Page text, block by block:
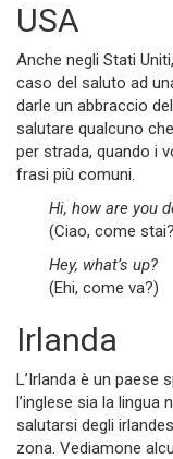
USA
Anche negli Stati
caso del saluto ad
darle un abbraccio
salutare qualcuno
per strada, quando i
frasi più comuni.
Hi, how are you
(Ciao, come
Hey, what’s up?
(Ehi, come va?)
Irlanda
L’Irlanda è un paese
l’inglese sia la lingua
salutarsi degli
zona. Vediamone